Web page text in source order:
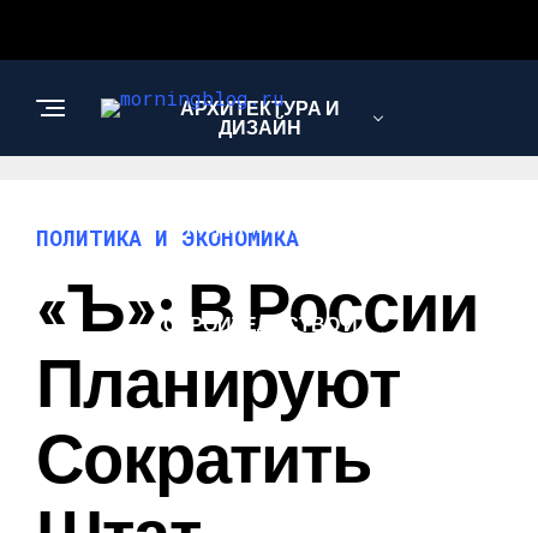
АРХИТЕКТУРА И
ДИЗАЙН
МОДА И СТИЛЬ
СТРОИТЕЛЬСТВО И
ПОЛИТИКА И ЭКОНОМИКА
«Ъ»: В России
Планируют
Сократить